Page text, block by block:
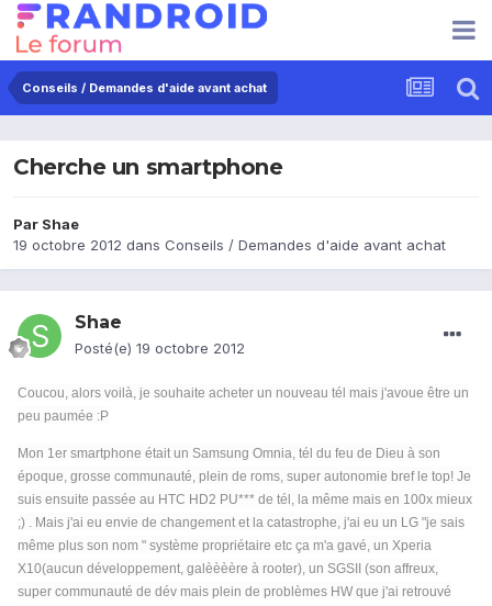
Conseils / Demandes d'aide avant achat
Cherche un smartphone
Par Shae
19 octobre 2012 dans Conseils / Demandes d'aide avant achat
Shae
Posté(e) 19 octobre 2012
Coucou, alors voilà, je souhaite acheter un nouveau tél mais j'avoue être un
peu paumée :P
Mon 1er smartphone était un Samsung Omnia, tél du feu de Dieu à son
époque, grosse communauté, plein de roms, super autonomie bref le top! Je
suis ensuite passée au HTC HD2 PU*** de tél, la même mais en 100x mieux
;) . Mais j'ai eu envie de changement et la catastrophe, j'ai eu un LG "je sais
même plus son nom " système propriétaire etc ça m'a gavé, un Xperia
X10(aucun développement, galèèèère à rooter), un SGSII (son affreux,
super communauté de dév mais plein de problèmes HW que j'ai retrouvé